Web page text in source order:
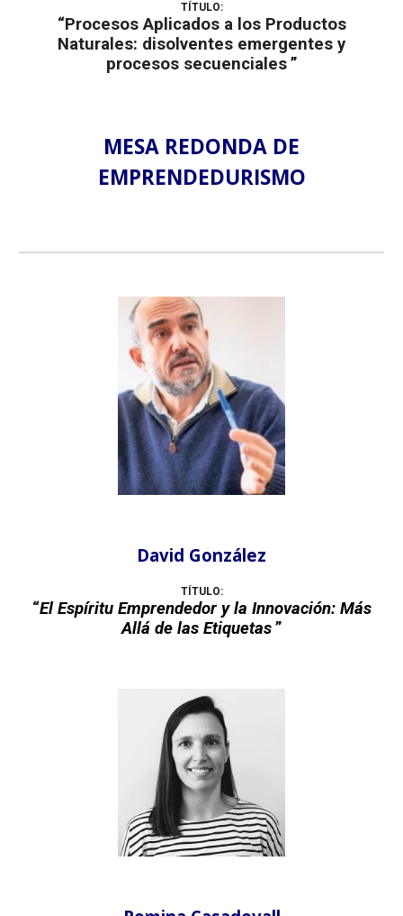
TÍTULO:
“Procesos Aplicados a los Productos
Naturales: disolventes emergentes y
procesos secuenciales ”
MESA REDONDA DE
EMPRENDEDURISMO
David González
TÍTULO:
“El Espíritu Emprendedor y la Innovación: Más
Allá de las Etiquetas ”